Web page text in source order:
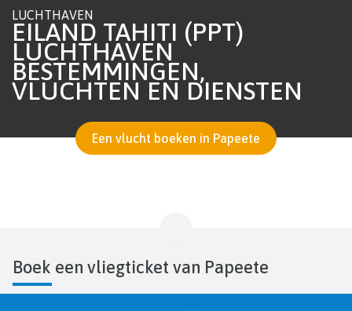
LUCHTHAVEN
EILAND TAHITI (PPT)
LUCHTHAVEN
BESTEMMINGEN,
VLUCHTEN EN DIENSTEN
Een vlucht boeken in Papeete
Boek een vliegticket van Papeete